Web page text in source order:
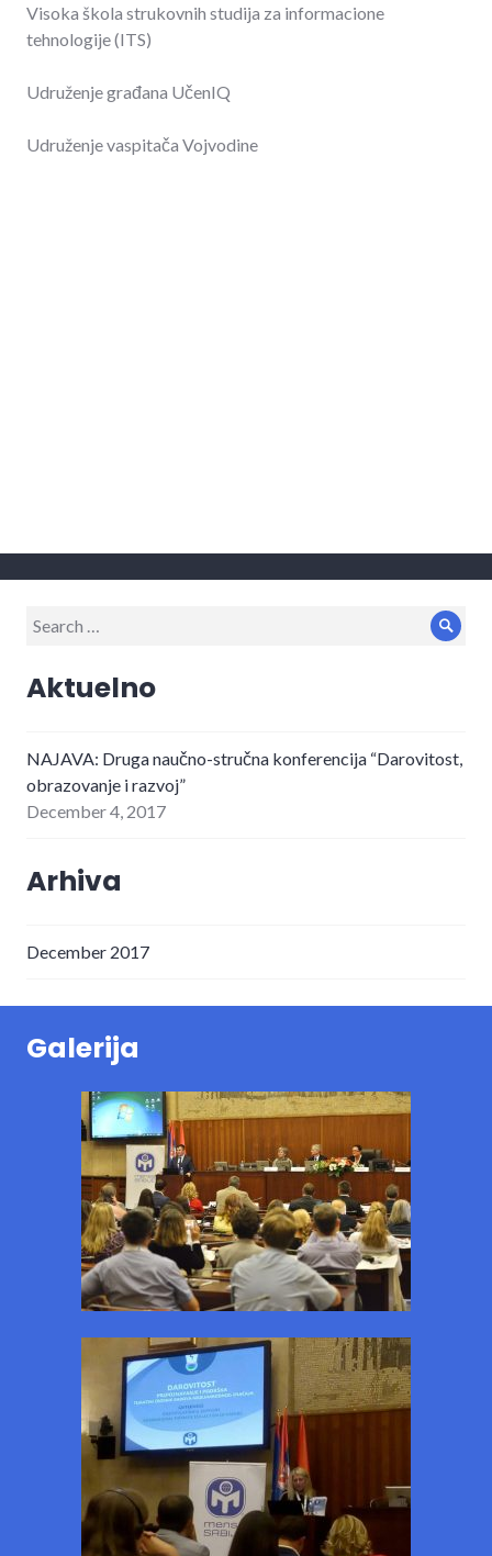
Visoka škola strukovnih studija za informacione
tehnologije (ITS)
Udruženje građana UčenIQ
Udruženje vaspitača Vojvodine
Search
Aktuelno
NAJAVA: Druga naučno-stručna konferencija “Darovitost,
obrazovanje i razvoj”
December 4, 2017
Arhiva
December 2017
Galerija